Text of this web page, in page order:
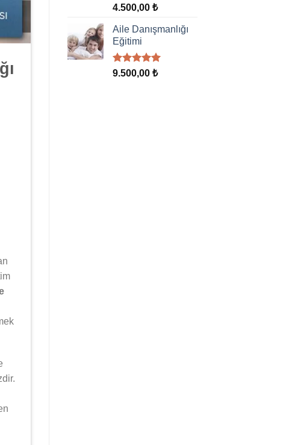
5 üzerinden
oy
aldı
4.500,00 ₺
Aile Danışmanlığı
Eğitimi
5 üzerinden
oy
9.500,00 ₺